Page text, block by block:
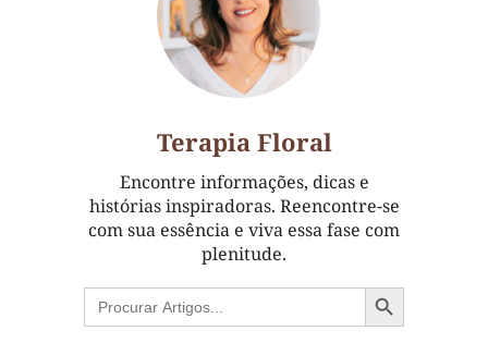
Terapia Floral
Encontre informações, dicas e
histórias inspiradoras. Reencontre-se
com sua essência e viva essa fase com
plenitude.
Search
for:
Search Button